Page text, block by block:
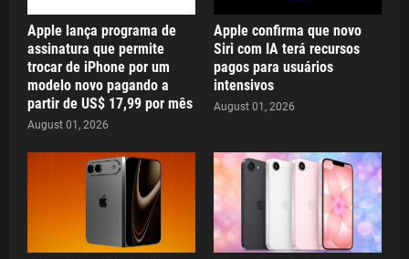
Apple lança programa de
assinatura que permite
trocar de iPhone por um
modelo novo pagando a
partir de US$ 17,99 por mês
August 01, 2026
Apple confirma que novo
Siri com IA terá recursos
pagos para usuários
intensivos
August 01, 2026